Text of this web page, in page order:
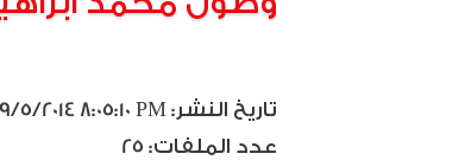
9/5/2014 8:05:10 PM :تاريخ النشر
25 :عدد الملفات